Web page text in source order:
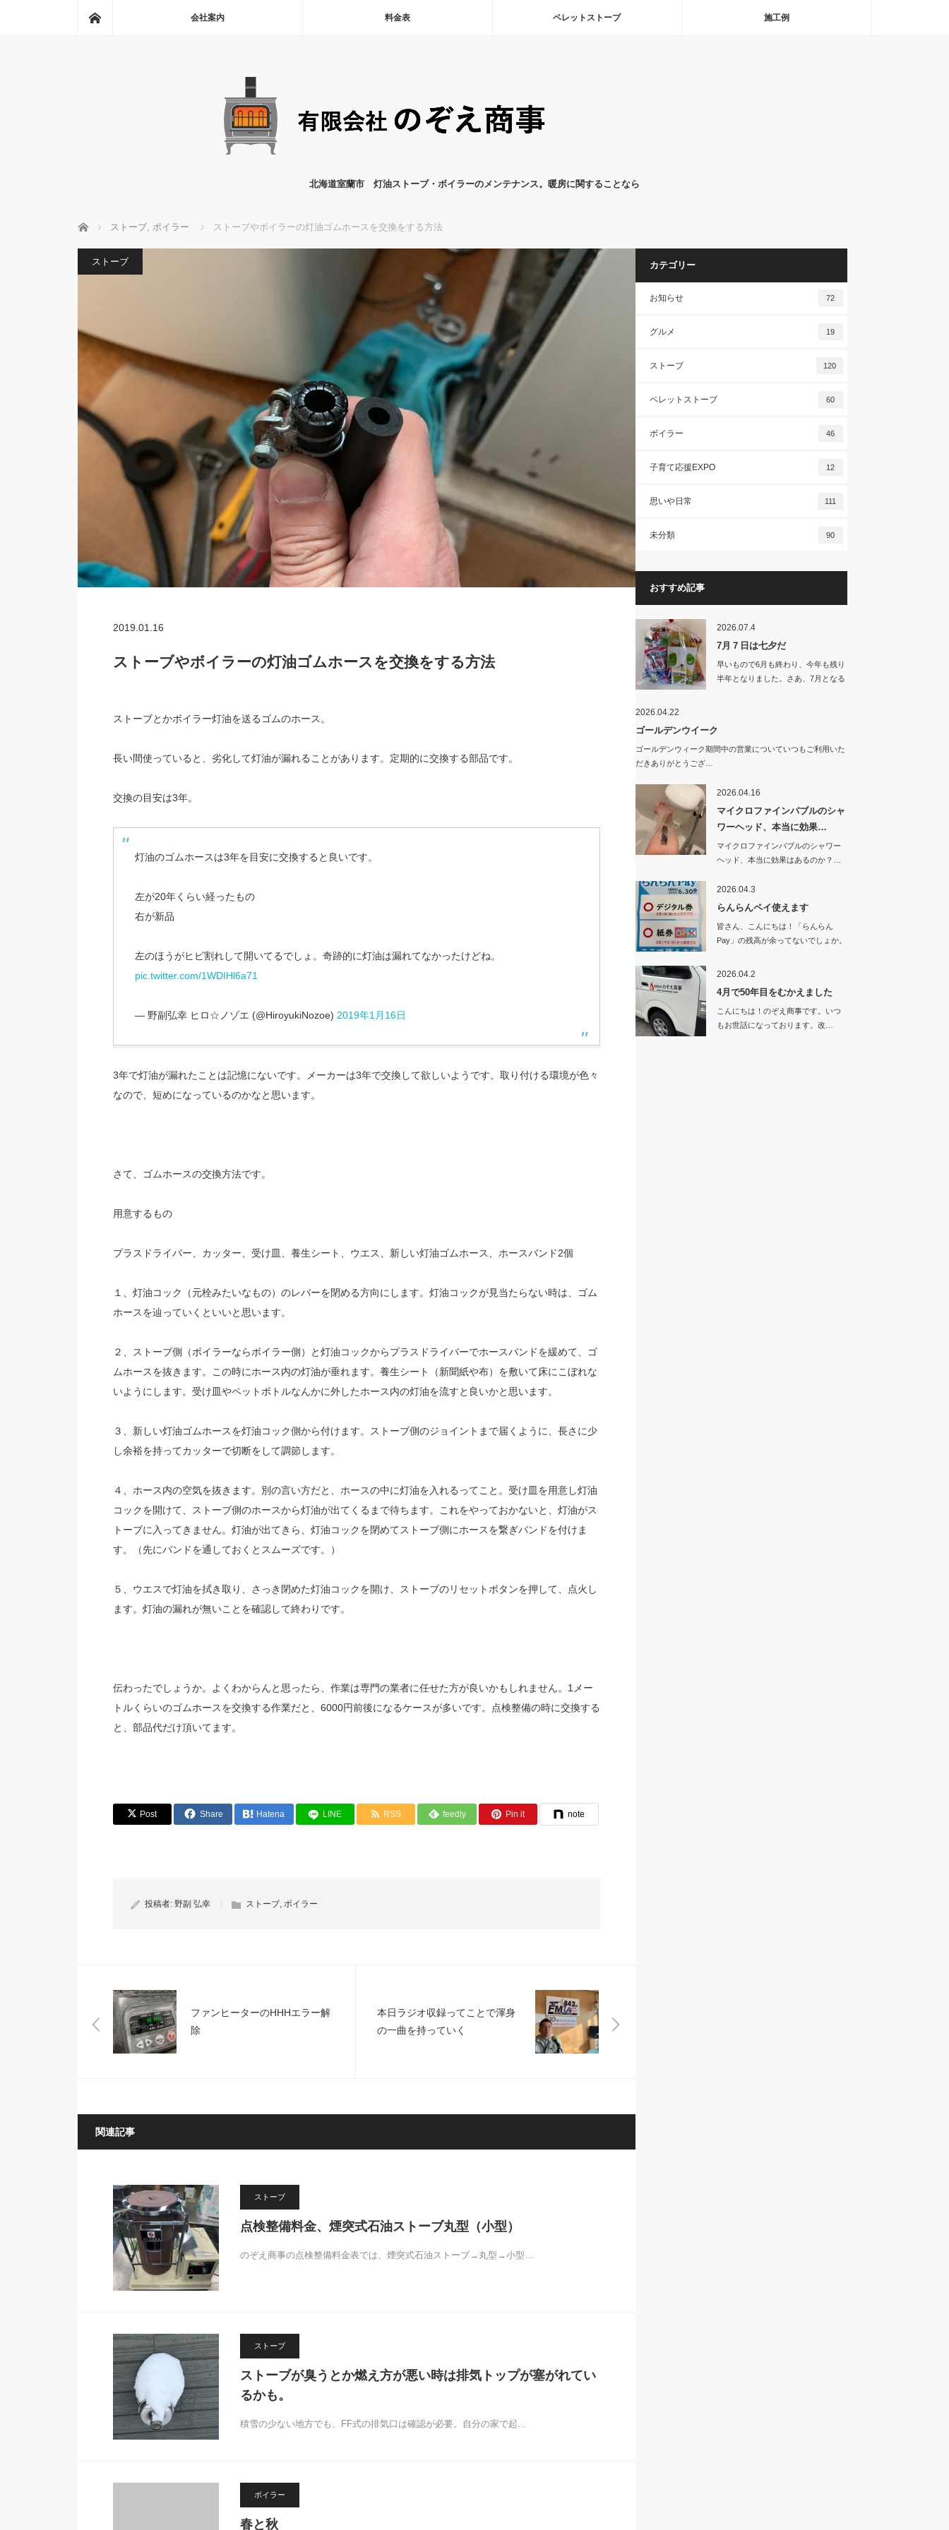
会社案内 料金表 ペレットストーブ 施工例
北海道室蘭市 灯油ストーブ・ボイラーのメンテナンス。暖房に関することなら
ホーム ストーブ, ボイラー ストーブやボイラーの灯油ゴムホースを交換をする方法
ストーブ
2019.01.16
ストーブやボイラーの灯油ゴムホースを交換をする方法
ストーブとかボイラー灯油を送るゴムのホース。
長い間使っていると、劣化して灯油が漏れることがあります。定期的に交換する部品です。
交換の目安は3年。
灯油のゴムホースは3年を目安に交換すると良いです。
左が20年くらい経ったもの
右が新品
左のほうがヒビ割れして開いてるでしょ。奇跡的に灯油は漏れてなかったけどね。
pic.twitter.com/1WDIHl6a71
— 野副弘幸 ヒロ☆ノゾエ (@HiroyukiNozoe) 2019年1月16日
3年で灯油が漏れたことは記憶にないです。メーカーは3年で交換して欲しいようです。取り付ける環境が色々
なので、短めになっているのかなと思います。
さて、ゴムホースの交換方法です。
用意するもの
プラスドライバー、カッター、受け皿、養生シート、ウエス、新しい灯油ゴムホース、ホースバンド2個
１、灯油コック（元栓みたいなもの）のレバーを閉める方向にします。灯油コックが見当たらない時は、ゴム
ホースを辿っていくといいと思います。
２、ストーブ側（ボイラーならボイラー側）と灯油コックからプラスドライバーでホースバンドを緩めて、ゴ
ムホースを抜きます。この時にホース内の灯油が垂れます。養生シート（新聞紙や布）を敷いて床にこぼれな
いようにします。受け皿やペットボトルなんかに外したホース内の灯油を流すと良いかと思います。
３、新しい灯油ゴムホースを灯油コック側から付けます。ストーブ側のジョイントまで届くように、長さに少
し余裕を持ってカッターで切断をして調節します。
４、ホース内の空気を抜きます。別の言い方だと、ホースの中に灯油を入れるってこと。受け皿を用意し灯油
コックを開けて、ストーブ側のホースから灯油が出てくるまで待ちます。これをやっておかないと、灯油がス
トーブに入ってきません。灯油が出てきら、灯油コックを閉めてストーブ側にホースを繋ぎバンドを付けま
す。（先にバンドを通しておくとスムーズです。）
５、ウエスで灯油を拭き取り、さっき閉めた灯油コックを開け、ストーブのリセットボタンを押して、点火し
ます。灯油の漏れが無いことを確認して終わりです。
伝わったでしょうか。よくわからんと思ったら、作業は専門の業者に任せた方が良いかもしれません。1メー
トルくらいのゴムホースを交換する作業だと、6000円前後になるケースが多いです。点検整備の時に交換する
と、部品代だけ頂いてます。
Post Share Hatena LINE RSS feedly Pin it note
投稿者: 野副 弘幸 ストーブ, ボイラー
ファンヒーターのHHHエラー解
除
本日ラジオ収録ってことで渾身
の一曲を持っていく
関連記事
ストーブ
点検整備料金、煙突式石油ストーブ丸型（小型）
のぞえ商事の点検整備料金表では、煙突式石油ストーブ→丸型→小型…
ストーブ
ストーブが臭うとか燃え方が悪い時は排気トップが塞がれてい
るかも。
積雪の少ない地方でも、FF式の排気口は確認が必要。自分の家で起…
ボイラー
春と秋
カテゴリー
お知らせ 72
グルメ 19
ストーブ 120
ペレットストーブ 60
ボイラー 46
子育て応援EXPO 12
思いや日常 111
未分類 90
おすすめ記事
2026.07.4
7月７日は七夕だ
早いもので6月も終わり、今年も残り
半年となりました。さあ、7月となる
2026.04.22
ゴールデンウイーク
ゴールデンウィーク期間中の営業についていつもご利用いた
だきありがとうござ…
2026.04.16
マイクロファインバブルのシャ
ワーヘッド、本当に効果…
マイクロファインバブルのシャワー
ヘッド、本当に効果はあるのか？…
2026.04.3
らんらんペイ使えます
皆さん、こんにちは！「らんらん
Pay」の残高が余ってないでしょか。
2026.04.2
4月で50年目をむかえました
こんにちは！のぞえ商事です。いつ
もお世話になっております。改…